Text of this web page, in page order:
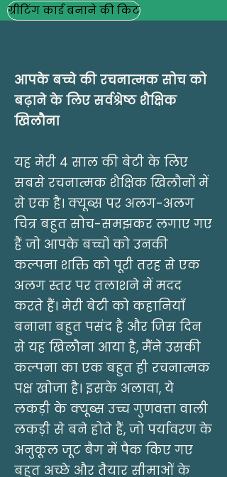
ग्रीटिंग कार्ड बनाने की किट
आपके बच्चे की रचनात्मक सोच को
बढ़ाने के लिए सर्वश्रेष्ठ शैक्षिक
खिलौना
यह मेरी 4 साल की बेटी के लिए
सबसे रचनात्मक शैक्षिक खिलौनों में
से एक है। क्यूब्स पर अलग-अलग
चित्र बहुत सोच-समझकर लगाए गए
हैं जो आपके बच्चों को उनकी
कल्पना शक्ति को पूरी तरह से एक
अलग स्तर पर तलाशने में मदद
करते हैं। मेरी बेटी को कहानियाँ
बनाना बहुत पसंद है और जिस दिन
से यह खिलौना आया है, मैंने उसकी
कल्पना का एक बहुत ही रचनात्मक
पक्ष खोजा है। इसके अलावा, ये
लकड़ी के क्यूब्स उच्च गुणवत्ता वाली
लकड़ी से बने होते हैं, जो पर्यावरण के
अनुकूल जूट बैग में पैक किए गए
बहुत अच्छे और तैयार सीमाओं के